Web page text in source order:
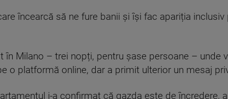
încearcă să ne fure banii și își fac apariția
în Milano – trei nopți, pentru șase persoane – unde
o platformă online, dar a primit ulterior un mesaj
i-a confirmat că gazda este de încredere,